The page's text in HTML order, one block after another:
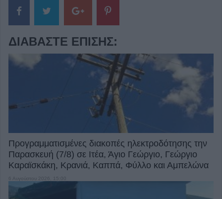
ΔΙΑΒΆΣΤΕ ΕΠΊΣΗΣ:
Προγραμματισμένες διακοπές ηλεκτροδότησης την
Παρασκευή (7/8) σε Ιτέα, Άγιο Γεώργιο, Γεώργιο
Καραϊσκάκη, Κρανιά, Καππά, Φύλλο και Αμπελώνα
6 Αυγούστου 2026, 15:00